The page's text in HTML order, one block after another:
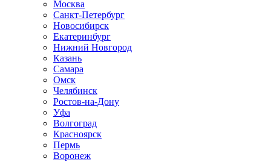
Москва
Санкт-Петербург
Новосибирск
Екатеринбург
Нижний Новгород
Казань
Самара
Омск
Челябинск
Ростов-на-Дону
Уфа
Волгоград
Красноярск
Пермь
Воронеж